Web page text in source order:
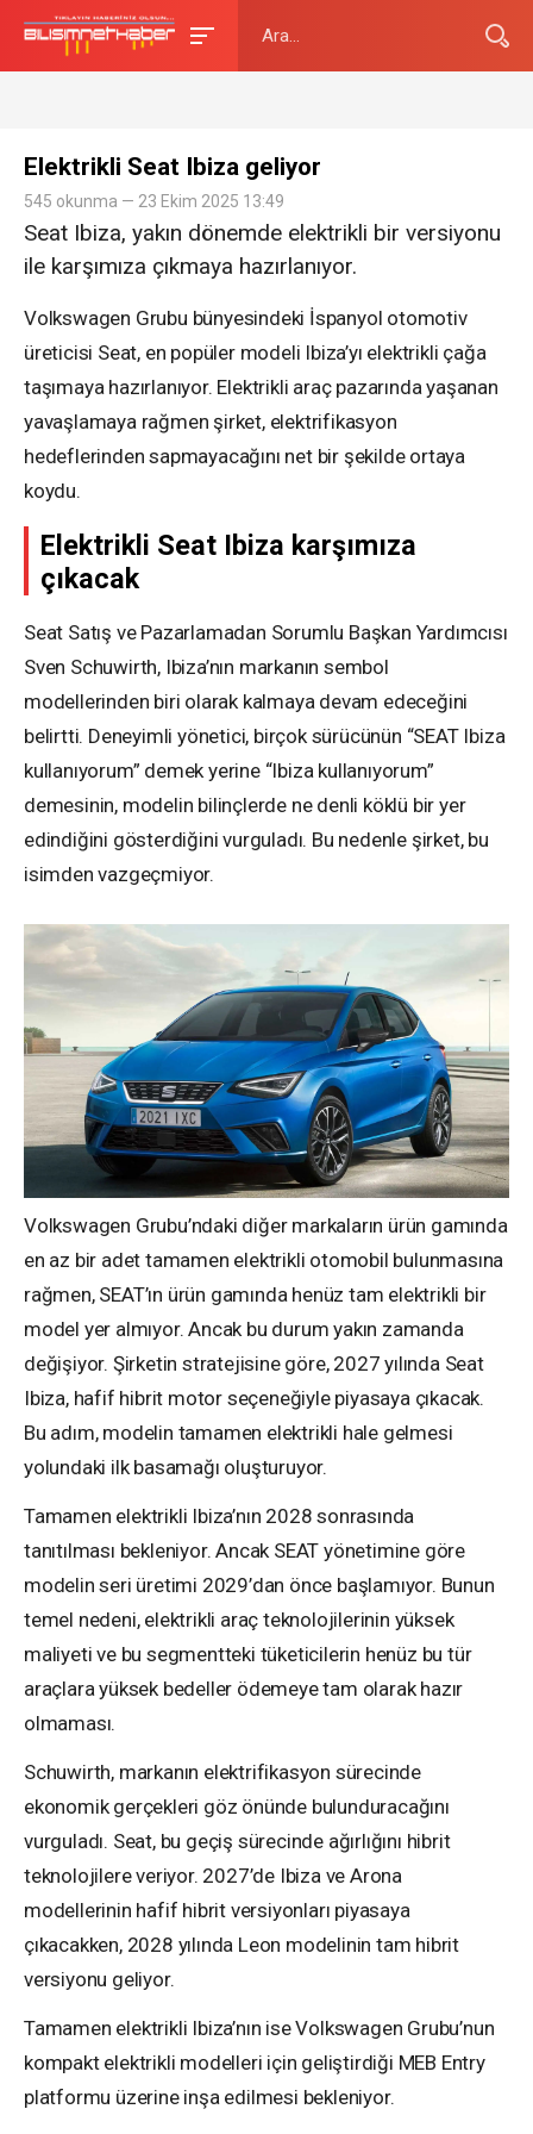
Elektrikli Seat Ibiza geliyor
545 okunma — 23 Ekim 2025 13:49
Seat Ibiza, yakın dönemde elektrikli bir versiyonu
ile karşımıza çıkmaya hazırlanıyor.
Volkswagen Grubu bünyesindeki İspanyol otomotiv
üreticisi Seat, en popüler modeli Ibiza’yı elektrikli çağa
taşımaya hazırlanıyor. Elektrikli araç pazarında yaşanan
yavaşlamaya rağmen şirket, elektrifikasyon
hedeflerinden sapmayacağını net bir şekilde ortaya
koydu.
Elektrikli Seat Ibiza karşımıza
çıkacak
Seat Satış ve Pazarlamadan Sorumlu Başkan Yardımcısı
Sven Schuwirth, Ibiza’nın markanın sembol
modellerinden biri olarak kalmaya devam edeceğini
belirtti. Deneyimli yönetici, birçok sürücünün “SEAT Ibiza
kullanıyorum” demek yerine “Ibiza kullanıyorum”
demesinin, modelin bilinçlerde ne denli köklü bir yer
edindiğini gösterdiğini vurguladı. Bu nedenle şirket, bu
isimden vazgeçmiyor.
Volkswagen Grubu’ndaki diğer markaların ürün gamında
en az bir adet tamamen elektrikli otomobil bulunmasına
rağmen, SEAT’ın ürün gamında henüz tam elektrikli bir
model yer almıyor. Ancak bu durum yakın zamanda
değişiyor. Şirketin stratejisine göre, 2027 yılında Seat
Ibiza, hafif hibrit motor seçeneğiyle piyasaya çıkacak.
Bu adım, modelin tamamen elektrikli hale gelmesi
yolundaki ilk basamağı oluşturuyor.
Tamamen elektrikli Ibiza’nın 2028 sonrasında
tanıtılması bekleniyor. Ancak SEAT yönetimine göre
modelin seri üretimi 2029’dan önce başlamıyor. Bunun
temel nedeni, elektrikli araç teknolojilerinin yüksek
maliyeti ve bu segmentteki tüketicilerin henüz bu tür
araçlara yüksek bedeller ödemeye tam olarak hazır
olmaması.
Schuwirth, markanın elektrifikasyon sürecinde
ekonomik gerçekleri göz önünde bulunduracağını
vurguladı. Seat, bu geçiş sürecinde ağırlığını hibrit
teknolojilere veriyor. 2027’de Ibiza ve Arona
modellerinin hafif hibrit versiyonları piyasaya
çıkacakken, 2028 yılında Leon modelinin tam hibrit
versiyonu geliyor.
Tamamen elektrikli Ibiza’nın ise Volkswagen Grubu’nun
kompakt elektrikli modelleri için geliştirdiği MEB Entry
platformu üzerine inşa edilmesi bekleniyor.